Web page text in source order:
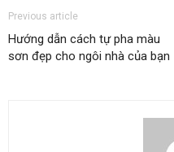
Previous article
Hướng dẫn cách tự pha màu
sơn đẹp cho ngôi nhà của bạn